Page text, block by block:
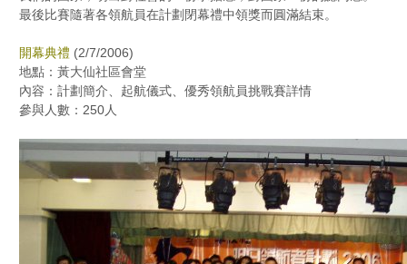
最後比賽隨著各領航員在計劃閉幕禮中領獎而圓滿結束。
開幕典禮 (2/7/2006)
地點：黃大仙社區會堂
內容：計劃簡介、起航儀式、優秀領航員挑戰賽詳情
參與人數：250人